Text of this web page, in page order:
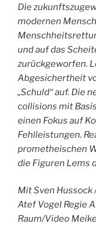
Die
modernen
und auf das
zurückgeworfen.
Abgesichertheit
„Schuld“ auf. Die
collisions mit
einen Fokus auf
Fehlleistungen.
prometheischen
die Figuren Lems
Mit Sven Hussock
Atef Vogel Regie
Raum/Video